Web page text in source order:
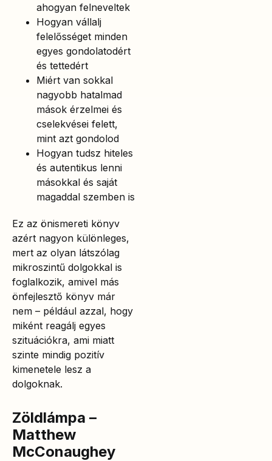
ahogyan felneveltek
Hogyan vállalj
felelősséget minden
egyes gondolatodért
és tettedért
Miért van sokkal
nagyobb hatalmad
mások érzelmei és
cselekvései felett,
mint azt gondolod
Hogyan tudsz hiteles
és autentikus lenni
másokkal és saját
magaddal szemben is
Ez az önismereti könyv
azért nagyon különleges,
mert az olyan látszólag
mikroszintű dolgokkal is
foglalkozik, amivel más
önfejlesztő könyv már
nem – például azzal, hogy
miként reagálj egyes
szituációkra, ami miatt
szinte mindig pozitív
kimenetele lesz a
dolgoknak.
Zöldlámpa –
Matthew
McConaughey